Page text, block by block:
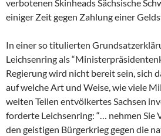
verbotenen Skinheads Sächsische
einiger Zeit gegen Zahlung einer
In einer so titulierten
Leichsenring als
Regierung wird nicht bereit sein, sich
auf welche Art und Weise, wie viele
weiten Teilen entvölkertes Sachsen
forderte Leichsenring: “… nehmen Sie
den geistigen Bürgerkrieg gegen die